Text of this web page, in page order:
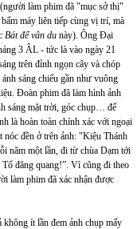
làm phim đã "mục sở thị"
máy liên tiếp cùng vị trí, mà
Bát đế vân du này). Ông Đại
3 ÂL - tức là vào ngày 21
trên đỉnh ngọn cây và chóp
sáng chiếu gần như vuông
Đoàn phim đã làm hình ảnh
sáng mặt trời, góc chụp… để
là hoàn toàn chính xác với ngoại
nóc đền ở trên ảnh: "Kiệu Thánh
năm một lần, đi từ chùa Dạm tới
đăng quang!”. Vì cũng đi theo
làm phim đã xác nhận được
không ít lần đem ảnh chụp mấy